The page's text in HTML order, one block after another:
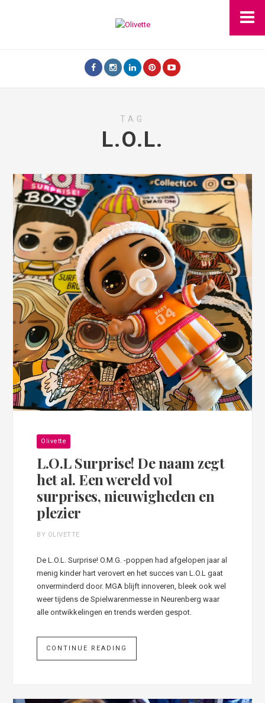
TAG
L.O.L.
Olivette
L.O.L Surprise! De naam zegt
het al. Een wereld vol
surprises, nieuwigheden en
plezier
BY OLIVETTE
De L.O.L. Surprise! O.M.G. -poppen had afgelopen jaar al
menig kinder hart verovert en het succes van L.O.L gaat
onverminderd door. MGA blijft innoveren, bleek ook wel
weer tijdens de Spielwarenmesse in Neurenberg waar
alle ontwikkelingen en trends werden gespot.
CONTINUE READING